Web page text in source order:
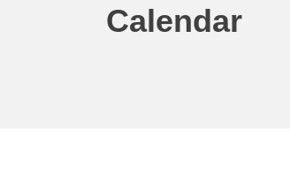
діти та
Calendar